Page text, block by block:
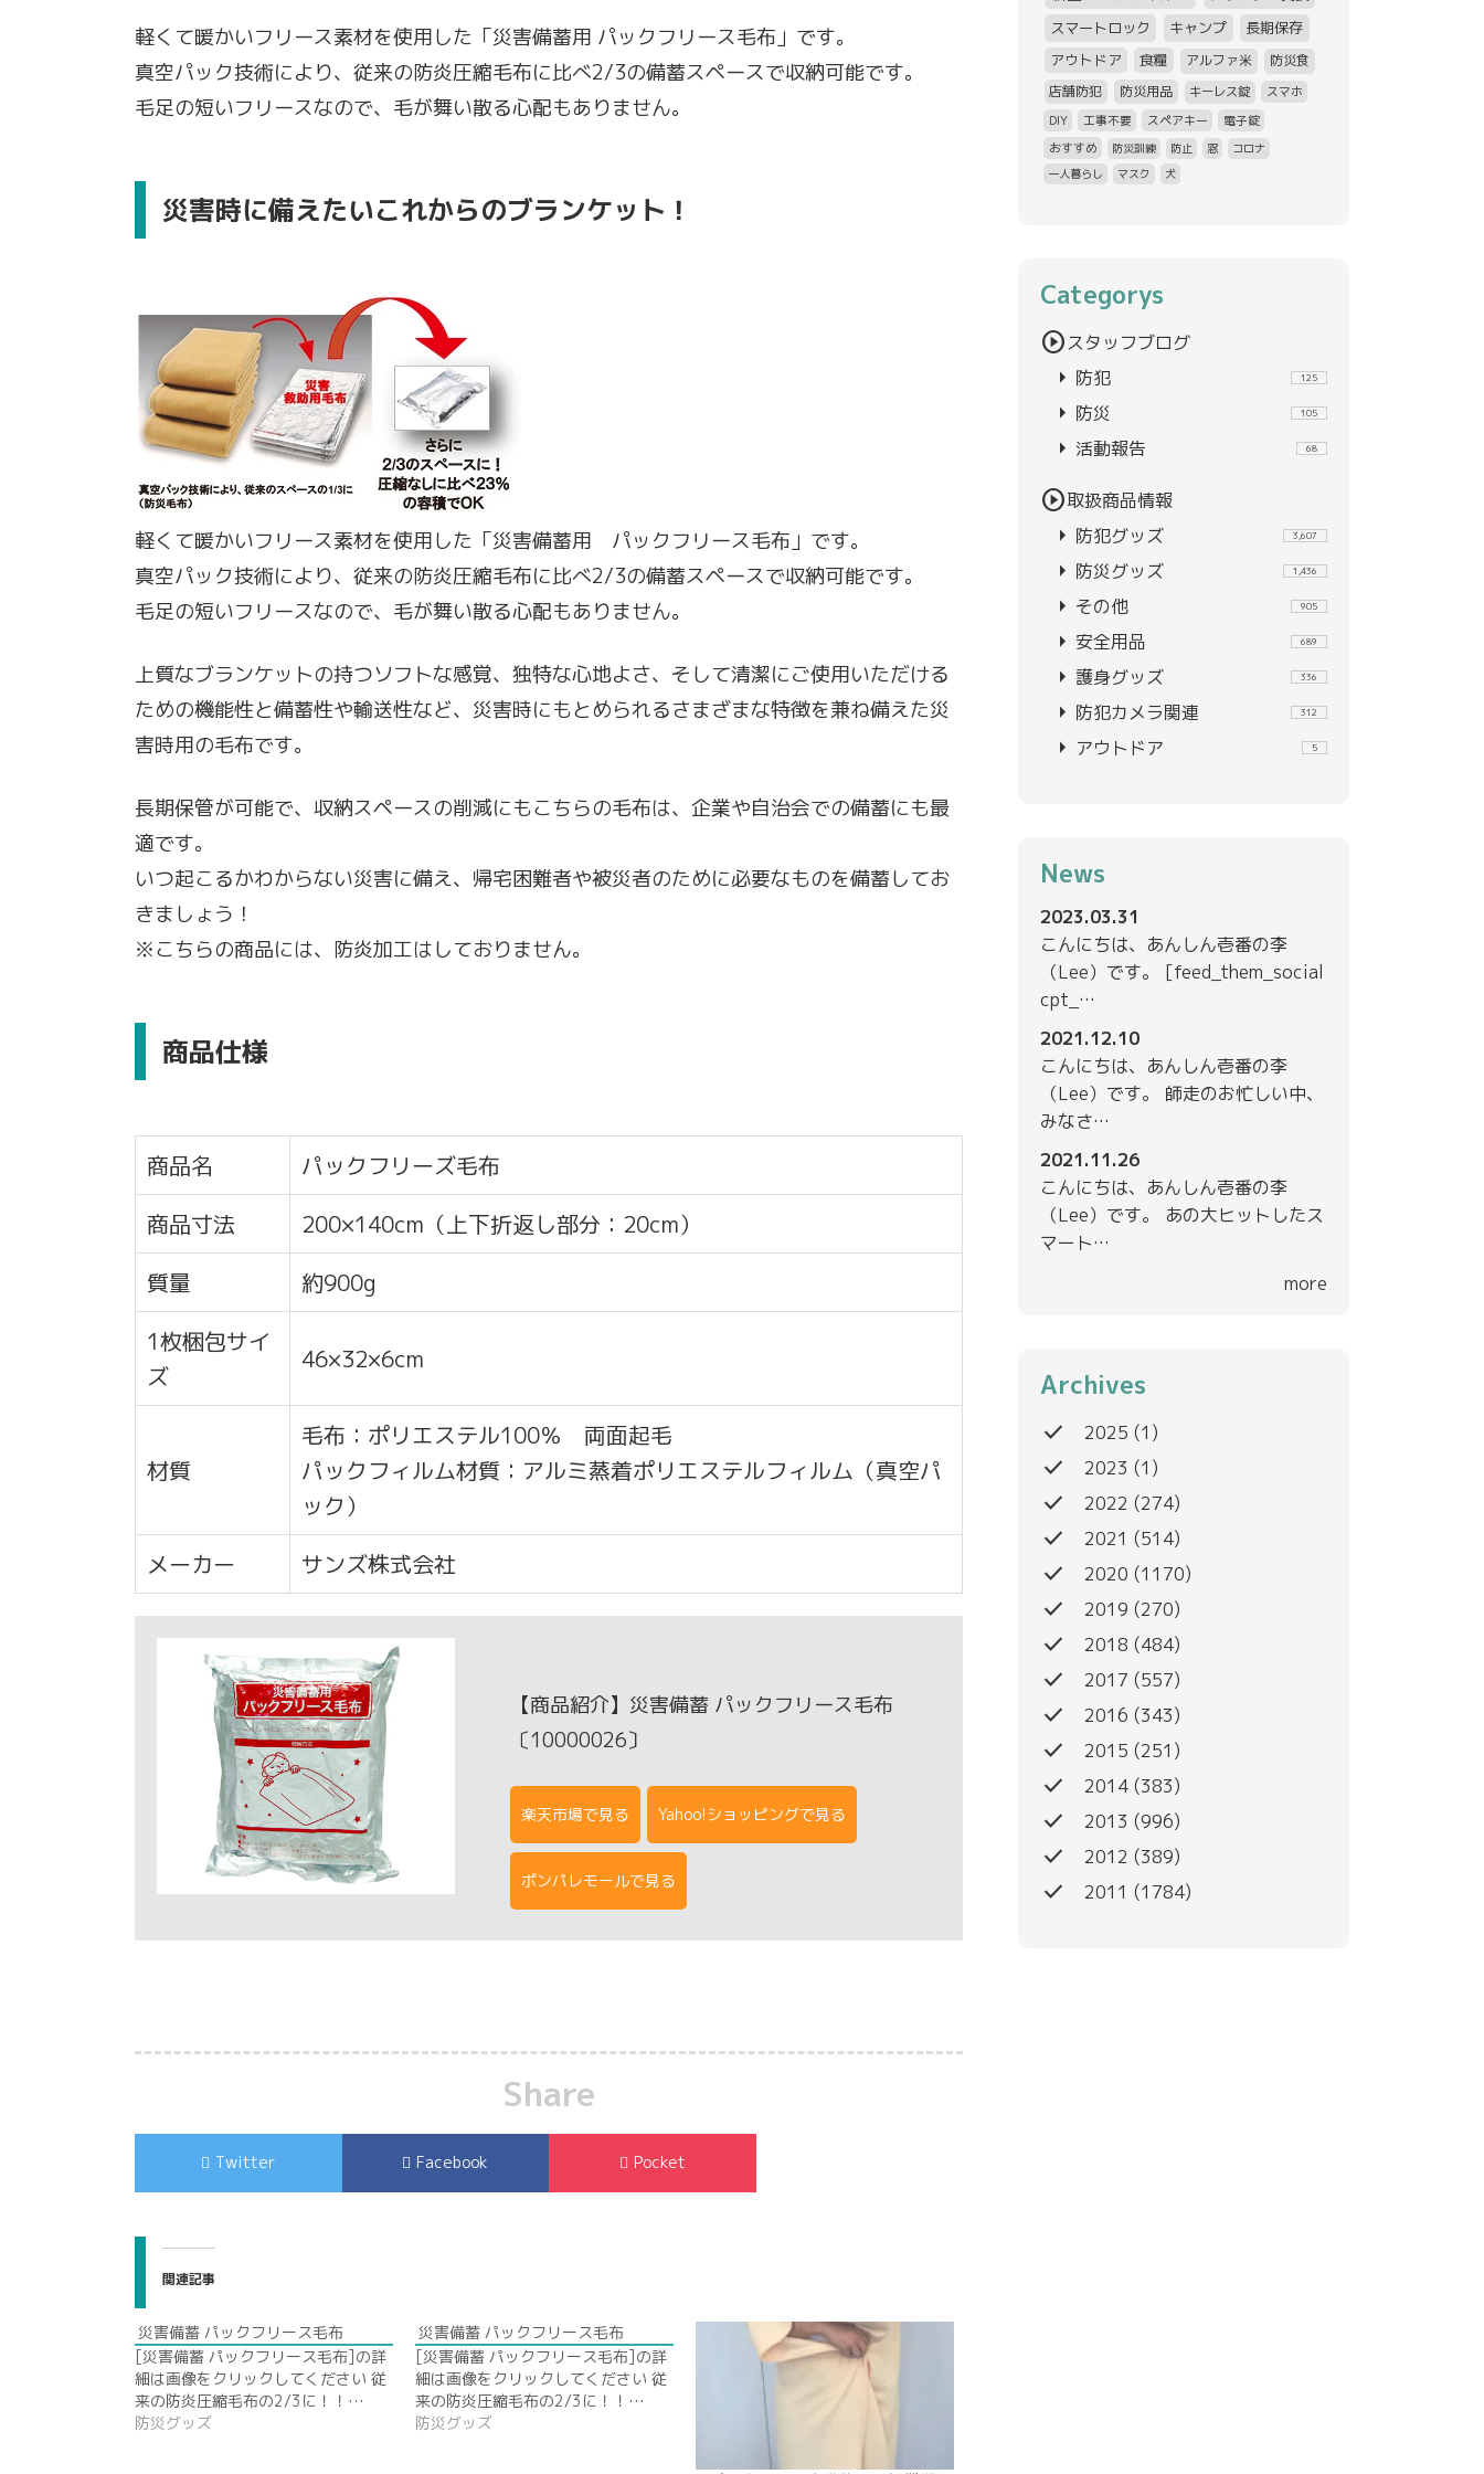
軽くて暖かいフリース素材を使用した「災害備蓄用 パックフリース毛布」です。
真空パック技術により、従来の防炎圧縮毛布に比べ2/3の備蓄スペースで収納可能です。
毛足の短いフリースなので、毛が舞い散る心配もありません。
災害時に備えたいこれからのブランケット！
軽くて暖かいフリース素材を使用した「災害備蓄用 パックフリース毛布」です。
真空パック技術により、従来の防炎圧縮毛布に比べ2/3の備蓄スペースで収納可能です。
毛足の短いフリースなので、毛が舞い散る心配もありません。
上質なブランケットの持つソフトな感覚、独特な心地よさ、そして清潔にご使用いただける
ための機能性と備蓄性や輸送性など、災害時にもとめられるさまざまな特徴を兼ね備えた災
害時用の毛布です。
長期保管が可能で、収納スペースの削減にもこちらの毛布は、企業や自治会での備蓄にも最
適です。
いつ起こるかわからない災害に備え、帰宅困難者や被災者のために必要なものを備蓄してお
きましょう！
※こちらの商品には、防炎加工はしておりません。
商品仕様
商品名
パックフリーズ毛布
商品寸法
200×140cm（上下折返し部分：20cm）
質量
約900g
1枚梱包サイ
ズ
46×32×6cm
材質
毛布：ポリエステル100％ 両面起毛
パックフィルム材質：アルミ蒸着ポリエステルフィルム（真空パ
ック）
メーカー
サンズ株式会社
【商品紹介】災害備蓄 パックフリース毛布
〔10000026〕
楽天市場で見る Yahoo!ショッピングで見る
ポンパレモールで見る
Share
Twitter Facebook Pocket
関連記事
災害備蓄 パックフリース毛布
[災害備蓄 パックフリース毛布]の詳
細は画像をクリックしてください 従
来の防炎圧縮毛布の2/3に！！…
防災グッズ
災害備蓄 パックフリース毛布
[災害備蓄 パックフリース毛布]の詳
細は画像をクリックしてください 従
来の防炎圧縮毛布の2/3に！！…
防災グッズ
スマートロック
キャンプ
長期保存
アウトドア
食糧 アルファ米
防災食
店舗防犯
防災用品 キーレス錠
スマホ
DIY
工事不要 スペアキー
電子錠
おすすめ
防災訓練 防止 窓
コロナ
一人暮らし
マスク 犬
Categorys
play_circleスタッフブログ
arrow_right 防犯 125
arrow_right 防災 105
arrow_right 活動報告 68
play_circle取扱商品情報
arrow_right 防犯グッズ 3,607
arrow_right 防災グッズ 1,436
arrow_right その他 905
arrow_right 安全用品 689
arrow_right 護身グッズ 336
arrow_right 防犯カメラ関連 312
arrow_right アウトドア 5
News
2023.03.31
こんにちは、あんしん壱番の李
（Lee）です。 [feed_them_social
cpt_…
2021.12.10
こんにちは、あんしん壱番の李
（Lee）です。 師走のお忙しい中、
みなさ…
2021.11.26
こんにちは、あんしん壱番の李
（Lee）です。 あの大ヒットしたス
マート…
more
Archives
done 2025 (1)
done 2023 (1)
done 2022 (274)
done 2021 (514)
done 2020 (1170)
done 2019 (270)
done 2018 (484)
done 2017 (557)
done 2016 (343)
done 2015 (251)
done 2014 (383)
done 2013 (996)
done 2012 (389)
done 2011 (1784)